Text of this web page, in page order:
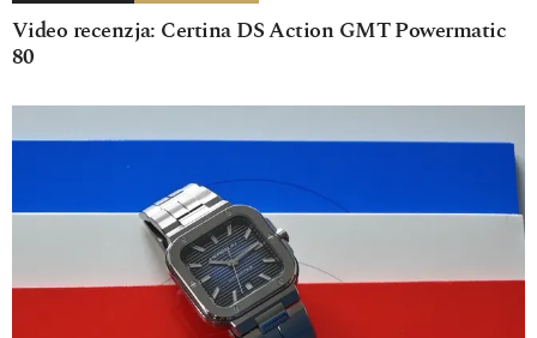
Video recenzja: Certina DS Action GMT Powermatic
80